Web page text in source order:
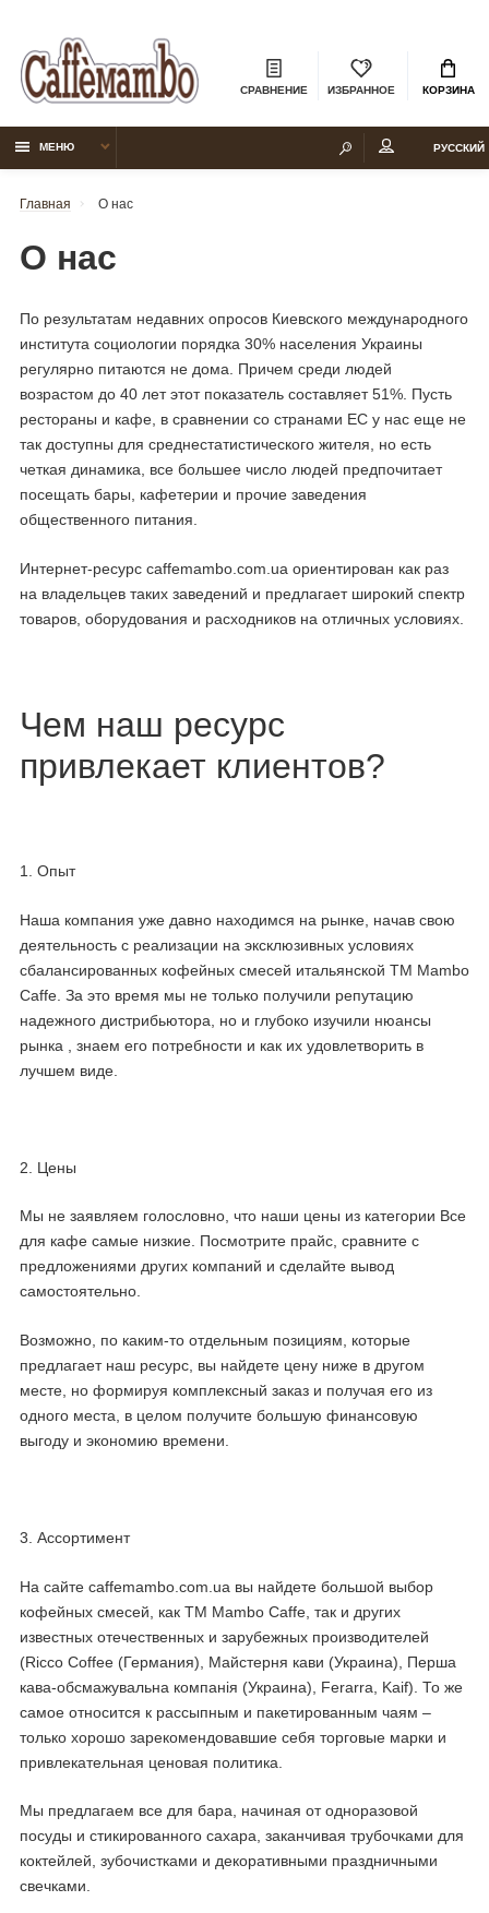
СРАВНЕНИЕ ИЗБРАННОЕ КОРЗИНА
МЕНЮ РУССКИЙ
Главная О нас
О нас
По результатам недавних опросов Киевского международного
института социологии порядка 30% населения Украины
регулярно питаются не дома. Причем среди людей
возрастом до 40 лет этот показатель составляет 51%. Пусть
рестораны и кафе, в сравнении со странами ЕС у нас еще не
так доступны для среднестатистического жителя, но есть
четкая динамика, все большее число людей предпочитает
посещать бары, кафетерии и прочие заведения
общественного питания.
Интернет-ресурс caffemambo.com.ua ориентирован как раз
на владельцев таких заведений и предлагает широкий спектр
товаров, оборудования и расходников на отличных условиях.
Чем наш ресурс
привлекает клиентов?
1. Опыт
Наша компания уже давно находимся на рынке, начав свою
деятельность с реализации на эксклюзивных условиях
сбалансированных кофейных смесей итальянской ТМ Mambo
Caffe. За это время мы не только получили репутацию
надежного дистрибьютора, но и глубоко изучили нюансы
рынка , знаем его потребности и как их удовлетворить в
лучшем виде.
2. Цены
Мы не заявляем голословно, что наши цены из категории Все
для кафе самые низкие. Посмотрите прайс, сравните с
предложениями других компаний и сделайте вывод
самостоятельно.
Возможно, по каким-то отдельным позициям, которые
предлагает наш ресурс, вы найдете цену ниже в другом
месте, но формируя комплексный заказ и получая его из
одного места, в целом получите большую финансовую
выгоду и экономию времени.
3. Ассортимент
На сайте caffemambo.com.ua вы найдете большой выбор
кофейных смесей, как ТМ Mambo Caffe, так и других
известных отечественных и зарубежных производителей
(Ricco Coffee (Германия), Майстерня кави (Украина), Перша
кава-обсмажувальна компанія (Украина), Ferarra, Kaif). То же
самое относится к рассыпным и пакетированным чаям –
только хорошо зарекомендовавшие себя торговые марки и
привлекательная ценовая политика.
Мы предлагаем все для бара, начиная от одноразовой
посуды и стикированного сахара, заканчивая трубочками для
коктейлей, зубочистками и декоративными праздничными
свечками.